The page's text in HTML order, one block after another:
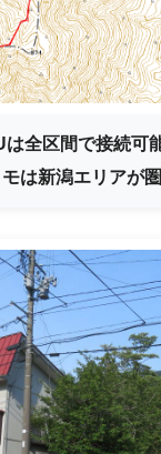
全区間で接続可
モは新潟エリアが圏